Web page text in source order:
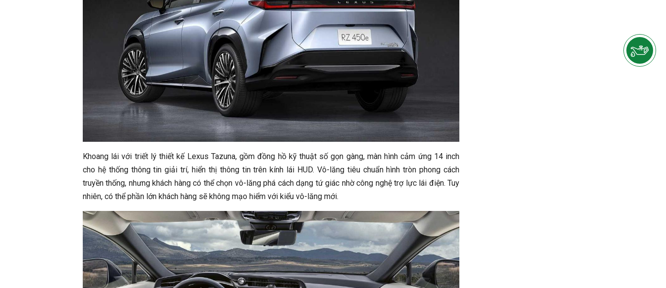
Khoang lái với triết lý thiết kế Lexus Tazuna, gồm đồng hồ kỹ thuật số gọn gàng, màn hình cảm ứng 14 inch
cho hệ thống thông tin giải trí, hiển thị thông tin trên kính lái HUD. Vô-lăng tiêu chuẩn hình tròn phong cách
truyền thống, nhưng khách hàng có thể chọn vô-lăng phá cách dạng tứ giác nhờ công nghệ trợ lực lái điện. Tuy
nhiên, có thể phần lớn khách hàng sẽ không mạo hiểm với kiểu vô-lăng mới.